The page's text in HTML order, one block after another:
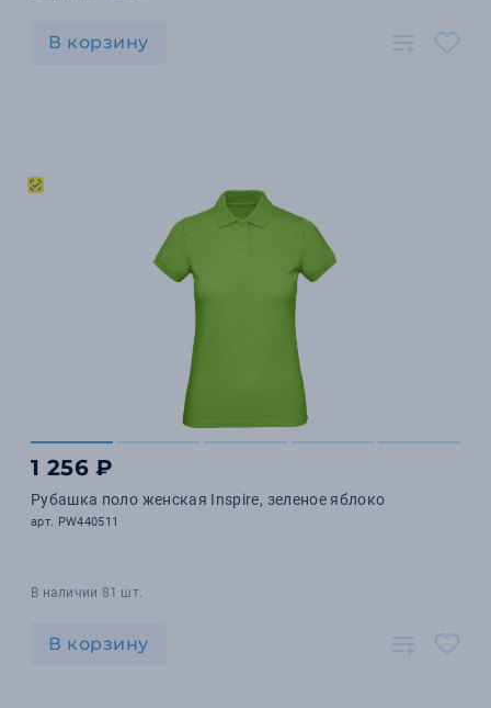
В корзину
1 256 ₽
Рубашка поло женская Inspire, зеленое яблоко
арт. PW440511
В наличии 81 шт.
В корзину